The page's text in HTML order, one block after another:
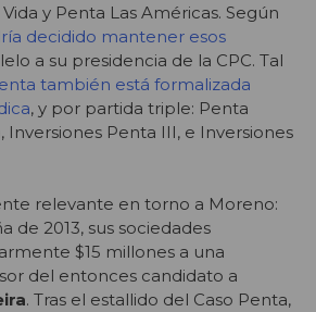
y Penta Las Américas. Según
decidido mantener esos
a su presidencia de la CPC. Tal
también está formalizada
, y por partida triple: Penta
Inversiones Penta III, e Inversiones
relevante en torno a Moreno:
de 2013, sus sociedades
$15 millones a una
del entonces candidato a
. Tras el estallido del Caso Penta,